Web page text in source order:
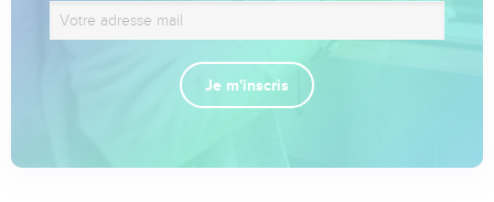
Je m'inscris